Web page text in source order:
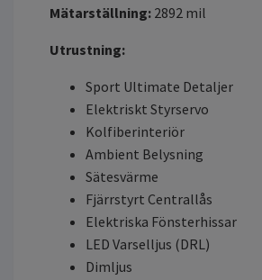
Mätarställning: 2892 mil
Utrustning:
Sport Ultimate Detaljer
Elektriskt Styrservo
Kolfiberinteriör
Ambient Belysning
Sätesvärme
Fjärrstyrt Centrallås
Elektriska Fönsterhissar
LED Varselljus (DRL)
Dimljus